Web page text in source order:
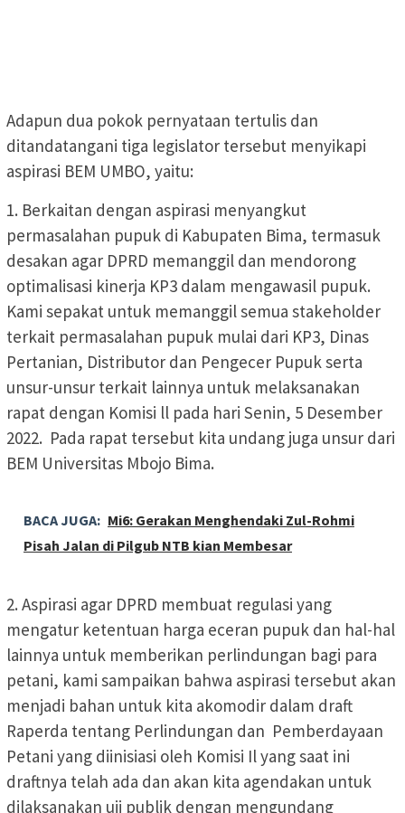
Adapun dua pokok pernyataan tertulis dan
ditandatangani tiga legislator tersebut menyikapi
aspirasi BEM UMBO, yaitu:
1. Berkaitan dengan aspirasi menyangkut
permasalahan pupuk di Kabupaten Bima, termasuk
desakan agar DPRD memanggil dan mendorong
optimalisasi kinerja KP3 dalam mengawasil pupuk.
Kami sepakat untuk memanggil semua stakeholder
terkait permasalahan pupuk mulai dari KP3, Dinas
Pertanian, Distributor dan Pengecer Pupuk serta
unsur-unsur terkait lainnya untuk melaksanakan
rapat dengan Komisi ll pada hari Senin, 5 Desember
2022. Pada rapat tersebut kita undang juga unsur dari
BEM Universitas Mbojo Bima.
BACA JUGA: Mi6: Gerakan Menghendaki Zul-Rohmi
Pisah Jalan di Pilgub NTB kian Membesar
2. Aspirasi agar DPRD membuat regulasi yang
mengatur ketentuan harga eceran pupuk dan hal-hal
lainnya untuk memberikan perlindungan bagi para
petani, kami sampaikan bahwa aspirasi tersebut akan
menjadi bahan untuk kita akomodir dalam draft
Raperda tentang Perlindungan dan Pemberdayaan
Petani yang diinisiasi oleh Komisi Il yang saat ini
draftnya telah ada dan akan kita agendakan untuk
dilaksanakan uji publik dengan mengundang